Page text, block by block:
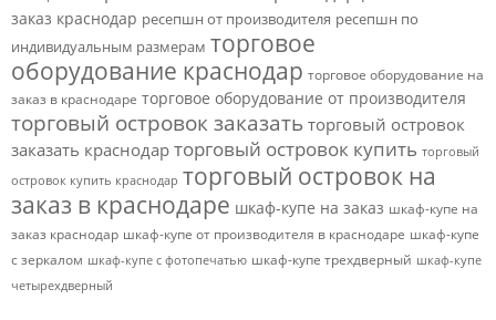
заказ краснодар ресепшн от производителя ресепшн по
индивидуальным размерам торговое
оборудование краснодар торговое оборудование на
заказ в краснодаре торговое оборудование от производителя
торговый островок заказать торговый островок
заказать краснодар торговый островок купить торговый
островок купить краснодар торговый островок на
заказ в краснодаре шкаф-купе на заказ шкаф-купе на
заказ краснодар шкаф-купе от производителя в краснодаре шкаф-купе
с зеркалом шкаф-купе с фотопечатью шкаф-купе трехдверный шкаф-купе
четырехдверный